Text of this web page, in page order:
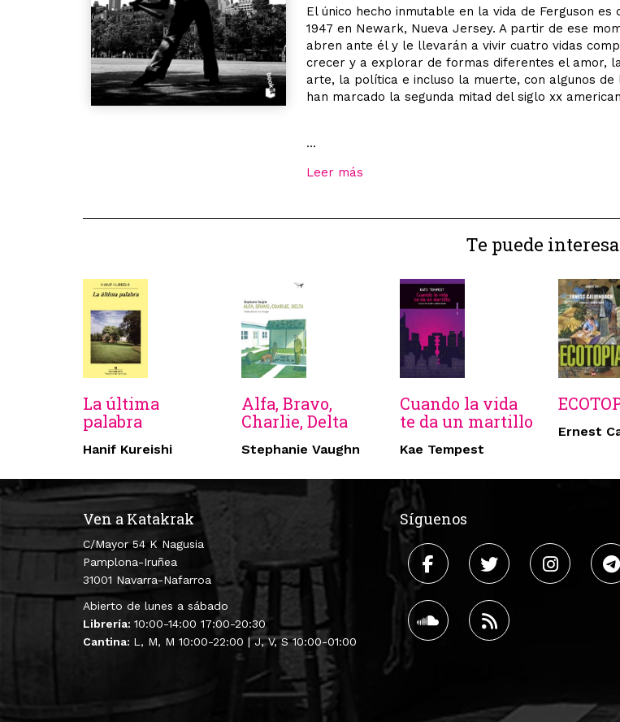
El único hecho inmutable en la vida de Ferguson es
1947 en Newark, Nueva Jersey. A partir de ese
abren ante él y le llevarán a vivir cuatro vidas
crecer y a explorar de formas diferentes el amor,
arte, la política e incluso la muerte, con algunos de
han marcado la segunda mitad del siglo xx
...
Leer más
Te puede
La última
palabra
Hanif Kureishi
Alfa, Bravo,
Charlie, Delta
Stephanie Vaughn
Cuando la vida
te da un martillo
Kae Tempest
Ernest
Ven a Katakrak
C/Mayor 54 K Nagusia
Pamplona-Iruñea
31001 Navarra-Nafarroa
Abierto de lunes a sábado
Librería: 10:00-14:00 17:00-20:30
Cantina: L, M, M 10:00-22:00 | J, V, S 10:00-01:00
Síguenos